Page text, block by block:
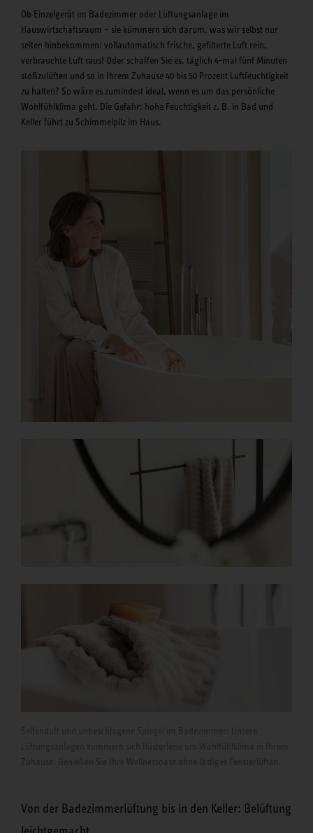
Ob Einzelgerät im Badezimmer oder Lüftungsanlage im
Hauswirtschaftsraum – sie kümmern sich darum, was wir selbst nur
selten hinbekommen: vollautomatisch frische, gefilterte Luft rein,
verbrauchte Luft raus! Oder schaffen Sie es, täglich 4-mal fünf Minuten
stoßzulüften und so in Ihrem Zuhause 40 bis 50 Prozent Luftfeuchtigkeit
zu halten? So wäre es zumindest ideal, wenn es um das persönliche
Wohlfühlklima geht. Die Gefahr: hohe Feuchtigkeit z. B. in Bad und
Keller führt zu Schimmelpilz im Haus.
Von der Badezimmerlüftung bis in den Keller: Belüftung